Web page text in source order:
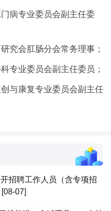
病专业委员会副主任委
究会肛肠分会常务理事；
专业委员会副主任委员；
与康复专业委员会副主任
招聘工作人员（含专项招
07]